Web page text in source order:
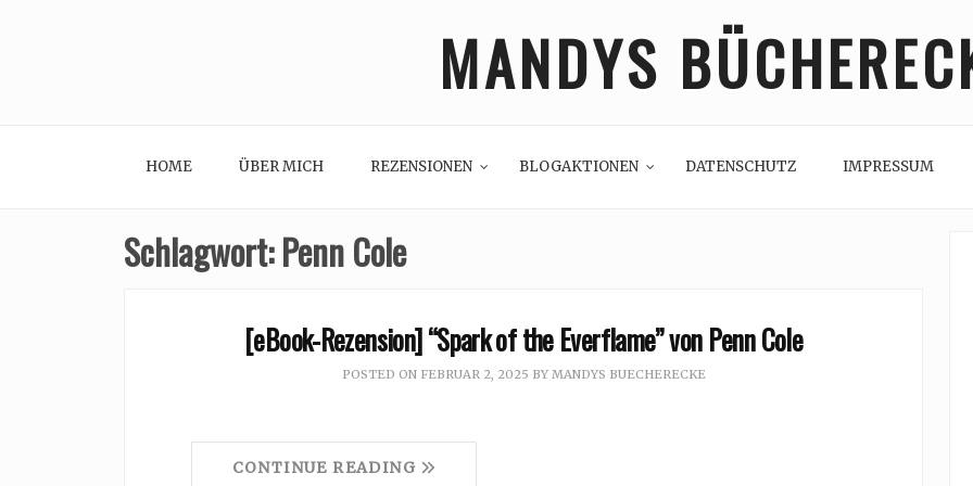
MANDYS
HOME ÜBER MICH REZENSIONEN BLOGAKTIONEN DATENSCHUTZ IMPRESSUM
Schlagwort:Penn Cole
[eBook-Rezension] “Spark of the Everflame” von Penn Cole
POSTED ON FEBRUAR 2, 2025 BY MANDYS BUECHERECKE
CONTINUE READING